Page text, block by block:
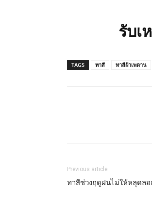
รับเ
TAGS ทาสี ทาสีฝ้าเพดาน
Previous article
ทาสีช่วงฤดูฝนไม่ให้หลุดล